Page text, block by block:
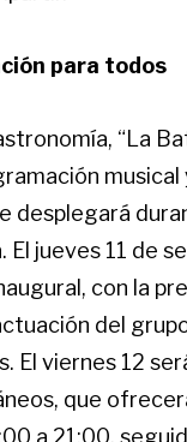
para todos
“La
musical
desplegará
El jueves 11 de
con la
del
Elviernes 12
que
a 21:00,